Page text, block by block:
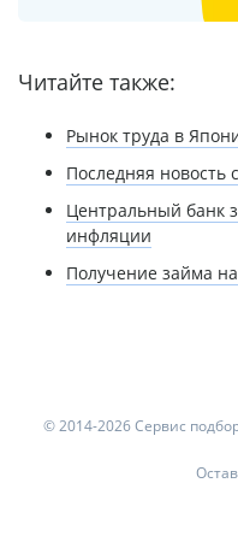
Читайте также:
Рынок труда в
Последняя новость
Центральный банк
инфляции
Получение займа
© 2014-2026 Сервис